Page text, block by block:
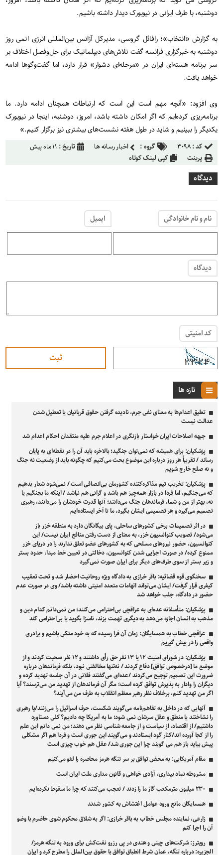
دوشنبه، با طرف ایرانی در نیویورک دیدار داشته باشیم.
به گزارش «انتخاب»؛ رافائل گروسی، مدیرکل آژانس بین‌المللی انرژی اتمی روز
دوشنبه به خبرگزاری فرانسه گفت تلاش‌های دیپلماتیک برای حل‌وفصل اختلاف بر
سر برنامه هسته‌ای ایران در «مرحله‌ای دشوار» قرار دارد، اما گفت‌وگوها ادامه
خواهد یافت.
وی افزود: «آنچه مهم است این است که ارتباطات همچنان ادامه دارد. ما
برنامه‌ریزی کرده‌ایم که اگر امکان داشته باشد، امروز، دوشنبه، اینجا در نیویورک
یکدیگر را ببینیم و شاید در طول هفته نشست‌های بیشتری نیز برگزار کنیم.»
کد :۳۰۹۸ گروه : اخبار رسانه ها تاریخ : ۱۱ ماه پیش
پرینت
کپی لینک کوتاه
دیدگاه
نام و نام خانوادگی ایمیل
دیدگاه
کد امنیتی
تازه ها
تعلیق اعدام‌ها به معنای نفی جرم، نادیده گرفتن حقوق قربانیان یا تعطیل شدن
عدالت نیست
جبهه اصلاحات ایران خواستار بازنگری در اعلام جرم علیه منتقدان احکام اعدام شد
پزشکیان: برای همیشه که نمی‌توان جنگید؛ بالاخره باید آن را در نقطه‌ای به پایان
رساند / تقریباً هر روز درباره این موضوع بحث می‌کنیم که چگونه باید از وضعیت نه جنگ
و نه صلح خارج شویم
پزشکیان: تخریب تیم مذاکره‌کننده کشورمان بی‌انصافی است / نمی‌شود شعار بدهیم
که می‌جنگیم، اما فردا در بازار همه‌چیز هم باشد و گرانی هم نباشد / اینکه ما بجنگیم یا
نه، بهتر از من و شما، فرماندهان جنگ می‌دانند؛ آنها قدرت خودشان را می‌دانند، رهبری
تصمیم می‌گیرد و هر تصمیمی ایشان بگیرد، ما تا آخر ایستاده‌ایم
در اثر تصمیمات برخی کشورهای ساحلی، پای بیگانگان دارد به منطقه خزر باز
می‌شود/ تصویب کنوانسیون خزر، به معنای از دست رفتن منافع ایران نیست/ این
کنوانسیون، حضور نیروهای مسلحی که به کشورهای عضو تعلق ندارند را در دریای خزر
ممنوع کرده/ در صورت اجرایی شدن کنوانسیون، دخالتی در تعیین خط مبدا، حدود بستر
و زیر بستر از سوی طرف‌های دیگر برای ایران صورت نمی‌گیرد
سخنگوی قوه قضائیه: باقر خرازی به دادگاه ویژه روحانیت احضار شد و تحت تعقیب
کیفری قرار گرفت/ ایشان می‌تواند اتهامات متعدد امنیتی داشته باشد/ وی در صورت عدم
حضور در دادگاه، جلب خواهد شد
پزشکیان: متأسفانه عده‌ای به عراقچی بی‌احترامی می‌کنند؛ من نمی‌دانم کدام دین و
مذهب به انسان اجازه می‌دهد به دیگری تهمت بزند، ناسزا بگوید یا بی‌احترامی کند
عراقچی خطاب به همسایگان: زمان آن فرا رسیده که به خود متکی باشیم و برادری
واقعی را در پیش گیریم
پزشکیان: در شورای امنیت ۱۲ یا ۱۳ نفر حق رأی داشتند و ۱۲ نفر صحبت کردند و از
موضع ما [درخصوص توافق] دفاع کردند / نه‌تنها مخالفتی نبود، بلکه فرماندهان درباره
ضرورت این تصمیم توجیح می‌کردند /عده‌ای می‌گفتند فلانی در آن جلسه تهدید کرده و
دیگران را وادار به پذیرش توافق کرده است؛ مگر آن فرماندهان از تهدید من می‌ترسند؟ آیا
اگر من تهدید کنم، برخلاف نظر رهبر معظم انقلاب به طرف من می‌آیند؟
آنهایی که در داخل به تفاهم‌نامه می‌گویند شکست، حرف اسرائیل را می‌زنند/یا رهبری
را نشاختند یا منطق و عقل سرشان نمی شود؛ ما به آمریکا چه دادیم؟ کلی دستاورد
داشتیم/ از اقتصاد، از سیاست و از جامعه شناسی نظر می دهند؛ من نمی دانم این علم
را از کجا آورده اند/کنار گود ایستادند و می‌گویند این جوری است و فردا هم اگر مشکلی
پیش بیاید باز هم می گویند چرا این جوری شد/ عقل هم خوب چیزی است
مقام آمریکایی: به محض توافق بر سر تنگه هرمز محاصره را لغو می‌کنیم
مشروطه نماد بیداری، آزادی‌ خواهی و قانون‌ مداری ملت ایران است
۲۳۰ میلیون مترمکعب گاز ما را زدند / تعجب می‌کنند که چرا ما سقوط نکرده‌ایم
همسایگان مانع ورود عوامل اغتشاش به کشور شدند
زارعی، نماینده مجلس خطاب به باقر خرازی: اگر به شلاق محکوم شوی حاضرم با وضو
آن را اجرا کنم
رویترز: شرکت‌های چینی و هندی در پی رزرو نفت‌کش برای ورود به تنگه هرمز/
الجزیره: درباره تنگه، عمان شرط انطباق توافق با حقوق بین‌الملل را مطرح کرد و ایران